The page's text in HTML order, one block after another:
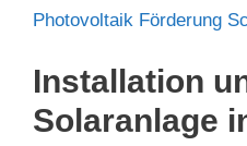
Photovoltaik Förderung
Installation
Solaranlage